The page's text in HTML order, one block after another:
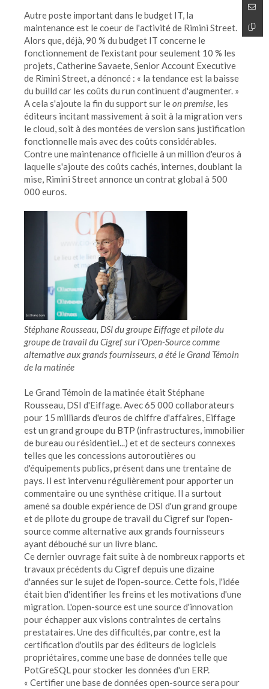
Autre poste important dans le budget IT, la
maintenance est le coeur de l'activité de Rimini Street.
Alors que, déjà, 90 % du budget IT concerne le
fonctionnement de l'existant pour seulement 10 % les
projets, Catherine Savaete, Senior Account Executive
de Rimini Street, a dénoncé : « la tendance est la baisse
du builld car les coûts du run continuent d'augmenter. »
A cela s'ajoute la fin du support sur leon premise, les
éditeurs incitant massivement à soit à la migration vers
le cloud, soit à des montées de version sans justification
fonctionnelle mais avec des coûts considérables.
Contre une maintenance officielle à un million d'euros à
laquelle s'ajoute des coûts cachés, internes, doublant la
mise, Rimini Street annonce un contrat global à 500
000 euros.
Stéphane Rousseau, DSI du groupe Eiffage et pilote du
groupe de travail du Cigref sur l'Open-Source comme
alternative aux grands fournisseurs, a été le Grand Témoin
de la matinée
Le Grand Témoin de la matinée était Stéphane
Rousseau, DSI d'Eiffage. Avec 65 000 collaborateurs
pour 15 milliards d'euros de chiffre d'affaires, Eiffage
est un grand groupe du BTP (infrastructures, immobilier
de bureau ou résidentiel...) et et de secteurs connexes
telles que les concessions autoroutières ou
d'équipements publics, présent dans une trentaine de
pays. Il est intervenu régulièrement pour apporter un
commentaire ou une synthèse critique. Il a surtout
amené sa double expérience de DSI d'un grand groupe
et de pilote du groupe de travail du Cigref sur l'open-
source comme alternative aux grands fournisseurs
ayant débouché sur un livre blanc.
Ce dernier ouvrage fait suite à de nombreux rapports et
travaux précédents du Cigref depuis une dizaine
d'années sur le sujet de l'open-source. Cette fois, l'idée
était bien d'identifier les freins et les motivations d'une
migration. L'open-source est une source d'innovation
pour échapper aux visions contraintes de certains
prestataires. Une des difficultés, par contre, est la
certification d'outils par des éditeurs de logiciels
propriétaires, comme une base de données telle que
PotGreSQL pour stocker les données d'un ERP.
« Certifier une base de données open-source sera pour